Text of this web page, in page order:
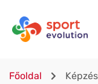
Főoldal